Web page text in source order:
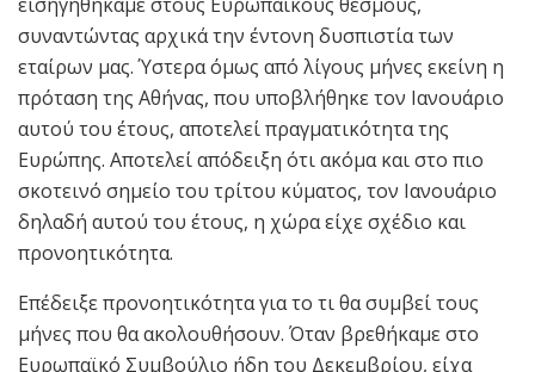
συναντώντας αρχικά την έντονη δυσπιστία των
εταίρων μας. Ύστερα όμως από λίγους μήνες εκείνη η
πρόταση της Αθήνας, που υποβλήθηκε τον Ιανουάριο
αυτού του έτους, αποτελεί πραγματικότητα της
Ευρώπης. Αποτελεί απόδειξη ότι ακόμα και στο πιο
σκοτεινό σημείο του τρίτου κύματος, τον Ιανουάριο
δηλαδή αυτού του έτους, η χώρα είχε σχέδιο και
προνοητικότητα.
Επέδειξε προνοητικότητα για το τι θα συμβεί τους
μήνες που θα ακολουθήσουν. Όταν βρεθήκαμε στο
Ευρωπαϊκό Συμβούλιο ήδη του Δεκεμβρίου, είχα